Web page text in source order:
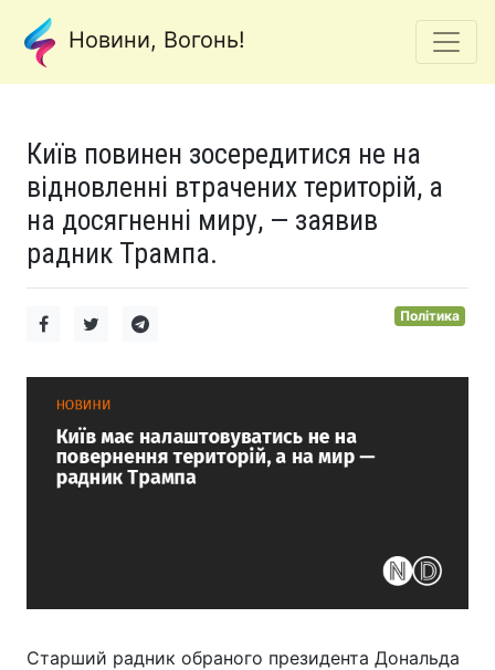
Новини, Вогонь!
Київ повинен зосередитися не на
відновленні втрачених територій, а
на досягненні миру, — заявив
радник Трампа.
Політика
Старший радник обраного президента Дональда